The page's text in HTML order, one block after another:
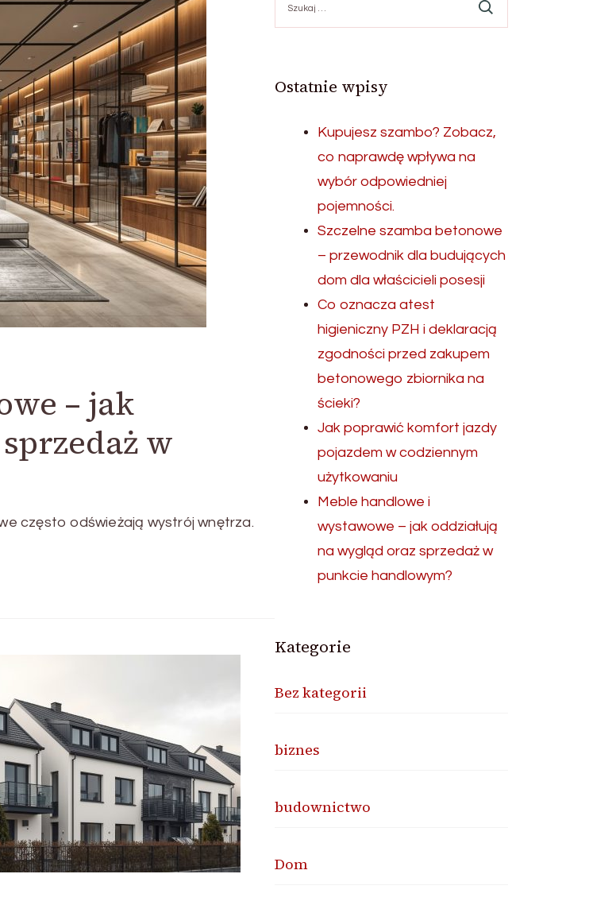
– jak
w
często odświeżają wystrój wnętrza.
Ostatnie wpisy
Kupujesz szambo? Zobacz,
co naprawdę wpływa na
wybór odpowiedniej
pojemności.
Szczelne szamba betonowe
– przewodnik dla budujących
dom dla właścicieli posesji
Co oznacza atest
higieniczny PZH i deklaracją
zgodności przed zakupem
betonowego zbiornika na
ścieki?
Jak poprawić komfort jazdy
pojazdem w codziennym
użytkowaniu
Meble handlowe i
wystawowe – jak oddziałują
na wygląd oraz sprzedaż w
punkcie handlowym?
Kategorie
Bez kategorii
biznes
budownictwo
Dom